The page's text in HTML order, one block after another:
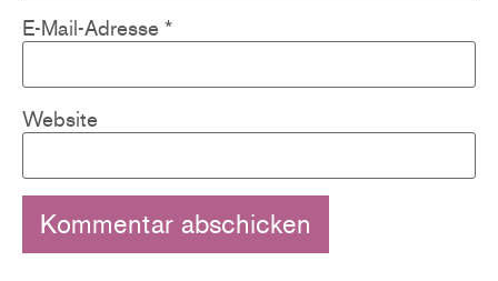
E-Mail-Adresse *
Website